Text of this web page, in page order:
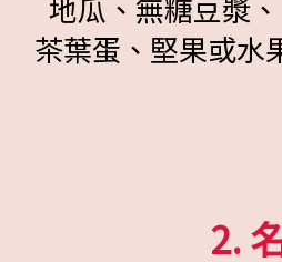
地瓜、無糖豆漿、
茶葉蛋、堅果或水
2.